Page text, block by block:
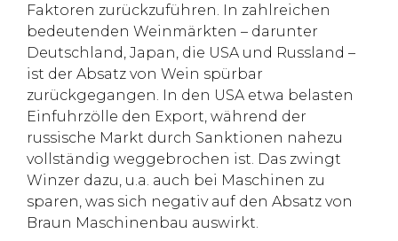
Faktoren zurückzuführen. In zahlreichen
bedeutenden Weinmärkten – darunter
Deutschland, Japan, die USA und Russland –
ist der Absatz von Wein spürbar
zurückgegangen. In den USA etwa belasten
Einfuhrzölle den Export, während der
russische Markt durch Sanktionen nahezu
vollständig weggebrochen ist. Das zwingt
Winzer dazu, u.a. auch bei Maschinen zu
sparen, was sich negativ auf den Absatz von
Braun Maschinenbau auswirkt.